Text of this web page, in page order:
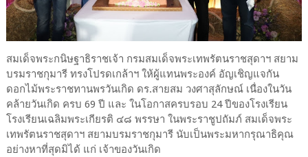
สมเด็จพระกนิษฐาธิราชเจ้า กรมสมเด็จพระเทพรัตนราชสุดาฯ สยาม
บรมราชกุมารี ทรงโปรดเกล้าฯ ให้ผู้แทนพระองค์ อัญเชิญแจกัน
ดอกไม้พระราชทานพรวันเกิด ดร.สายสม วงศาสุลักษณ์ เนื่องในวัน
คล้ายวันเกิด ครบ 69 ปี และ ในโอกาสครบรอบ 24 ปีของโรงเรียน
โรงเรียนเฉลิมพระเกียรติ ๔๘ พรรษา ในพระราชูปถัมภ์ สมเด็จพระ
เทพรัตนราชสุดาฯ สยามบรมราชกุมารี นับเป็นพระมหากรุณาธิคุณ
อย่างหาที่สุดมิได้ แก่ เจ้าของวันเกิด